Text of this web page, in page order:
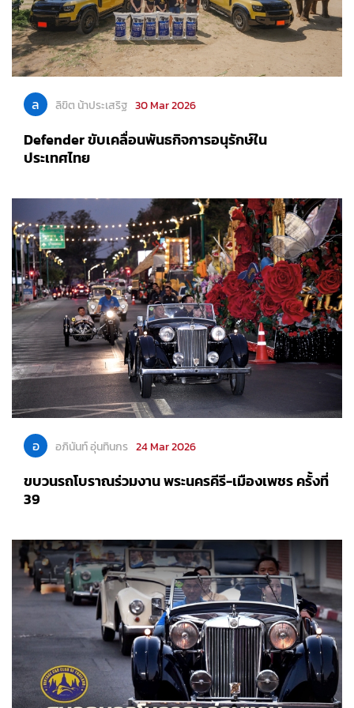
ล ลิขิต น้าประเสริฐ 30 Mar 2026
Defender ขับเคลื่อนพันธกิจการอนุรักษ์ใน
ประเทศไทย
อ อภินันท์ อุ่นทินกร 24 Mar 2026
ขบวนรถโบราณร่วมงาน พระนครคีรี-เมืองเพชร ครั้งที่
39